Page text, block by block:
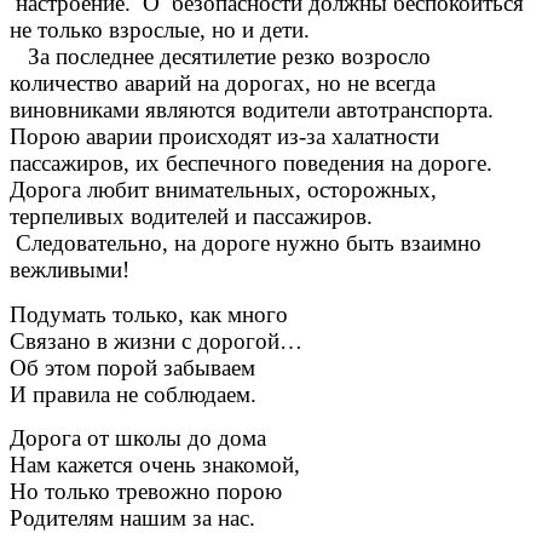
не только взрослые, но и дети.
За последнее десятилетие резко возросло
количество аварий на дорогах, но не всегда
виновниками являются водители автотранспорта.
Порою аварии происходят из-за халатности
пассажиров, их беспечного поведения на дороге.
Дорога любит внимательных, осторожных,
терпеливых водителей и пассажиров.
Следовательно, на дороге нужно быть взаимно
вежливыми!
Подумать только, как много
Связано в жизни с дорогой…
Об этом порой забываем
И правила не соблюдаем.
Дорога от школы до дома
Нам кажется очень знакомой,
Но только тревожно порою
Родителям нашим за нас.